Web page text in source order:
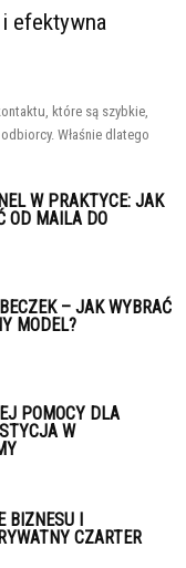
efektywna
które są szybkie,
Właśnie dlatego
W PRAKTYCE: JAK
OD MAILA DO
– JAK WYBRAĆ
MODEL?
POMOCY DLA
W
BIZNESU I
CZARTER